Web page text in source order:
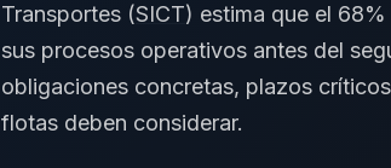
Transportes (SICT) estima que el
sus procesos operativos antes del
obligaciones concretas, plazos
flotas deben considerar.